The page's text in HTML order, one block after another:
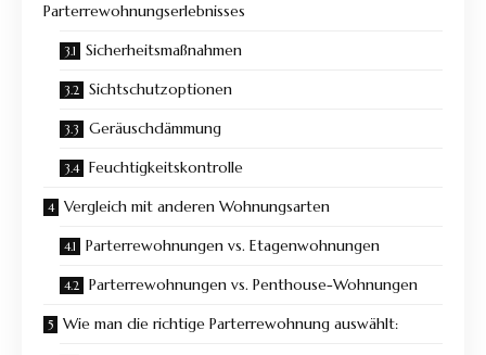
Parterrewohnungserlebnisses
Sicherheitsmaßnahmen
Sichtschutzoptionen
Geräuschdämmung
Feuchtigkeitskontrolle
Vergleich mit anderen Wohnungsarten
Parterrewohnungen vs. Etagenwohnungen
Parterrewohnungen vs. Penthouse-Wohnungen
Wie man die richtige Parterrewohnung auswählt: